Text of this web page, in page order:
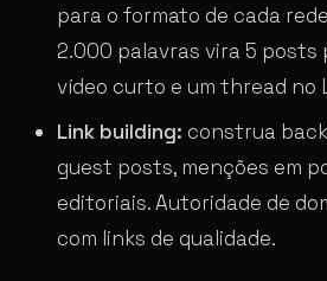
para o formato de cada
2.000 palavras vira 5 posts
vídeo curto e um thread no
Link building: construa
guest posts, menções em
editoriais. Autoridade de
com links de qualidade.